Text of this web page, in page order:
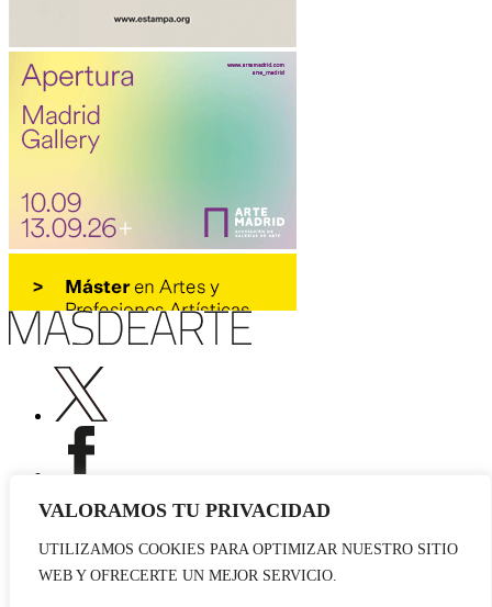
VALORAMOS TU PRIVACIDAD
UTILIZAMOS COOKIES PARA OPTIMIZAR NUESTRO SITIO
WEB Y OFRECERTE UN MEJOR SERVICIO.
Publicidad